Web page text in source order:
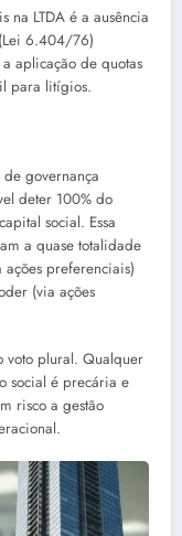
LTDA é a ausência
6.404/76)
aplicação de quotas
para litígios.
governança
deter 100% do
social. Essa
a quase totalidade
preferenciais)
(via ações
voto plural. Qualquer
social é precária e
risco a gestão